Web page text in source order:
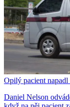
Opilý pacient
Daniel Nelson